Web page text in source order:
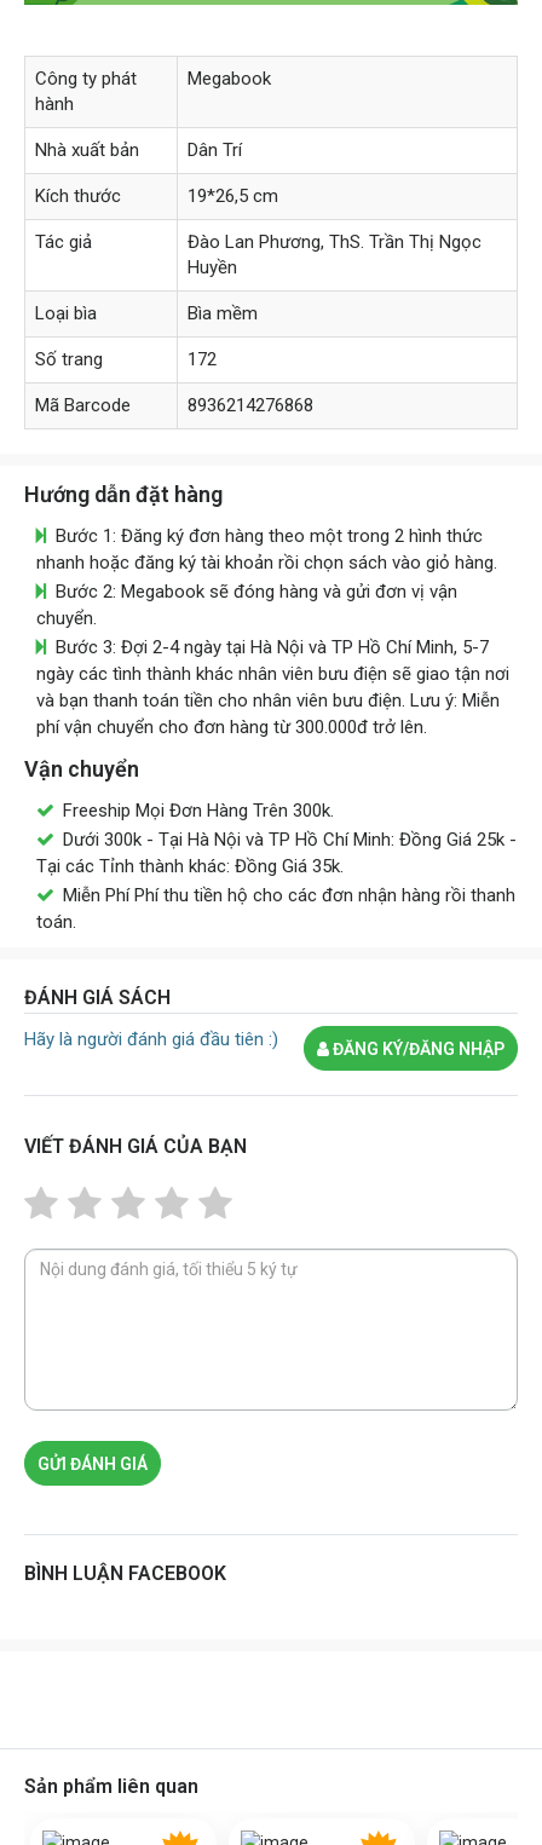
Công ty phát
hành
Megabook
Nhà xuất bản Dân Trí
Kích thước 19*26,5 cm
Tác giả
Đào Lan Phương, ThS. Trần Thị Ngọc
Huyền
Loại bìa Bìa mềm
Số trang 172
Mã Barcode 8936214276868
Hướng dẫn đặt hàng
Bước 1: Đăng ký đơn hàng theo một trong 2 hình thức
nhanh hoặc đăng ký tài khoản rồi chọn sách vào giỏ hàng.
Bước 2: Megabook sẽ đóng hàng và gửi đơn vị vận
chuyển.
Bước 3: Đợi 2-4 ngày tại Hà Nội và TP Hồ Chí Minh, 5-7
ngày các tình thành khác nhân viên bưu điện sẽ giao tận nơi
và bạn thanh toán tiền cho nhân viên bưu điện. Lưu ý: Miễn
phí vận chuyển cho đơn hàng từ 300.000đ trở lên.
Vận chuyển
Freeship Mọi Đơn Hàng Trên 300k.
Dưới 300k - Tại Hà Nội và TP Hồ Chí Minh: Đồng Giá 25k -
Tại các Tỉnh thành khác: Đồng Giá 35k.
Miễn Phí Phí thu tiền hộ cho các đơn nhận hàng rồi thanh
toán.
ĐÁNH GIÁ SÁCH
Hãy là người đánh giá đầu tiên :) ĐĂNG KÝ/ĐĂNG NHẬP
VIẾT ĐÁNH GIÁ CỦA BẠN
GỬI ĐÁNH GIÁ
BÌNH LUẬN FACEBOOK
Sản phẩm liên quan